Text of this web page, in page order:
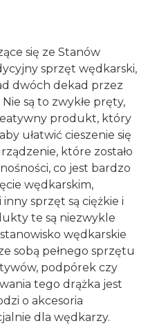
się ze Stanów
sprzęt wędkarski,
dwóch dekad przez
są to zwykłe pręty,
produkt, który
ułatwić cieszenie się
które zostało
co jest bardzo
wędkarskim,
sprzęt są ciężkie i
te są niezwykle
wędkarskie
sobą pełnego sprzętu
podpórek czy
tego drążka jest
o akcesoria
dla wędkarzy.